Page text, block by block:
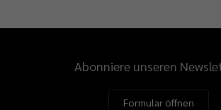
Abonniere unseren
Formular öffnen